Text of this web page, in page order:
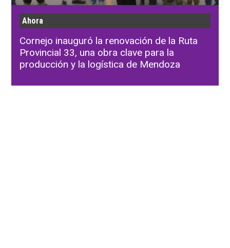
Ahora
Cornejo inauguró la renovación de la Ruta
Provincial 33, una obra clave para la
producción y la logística de Mendoza